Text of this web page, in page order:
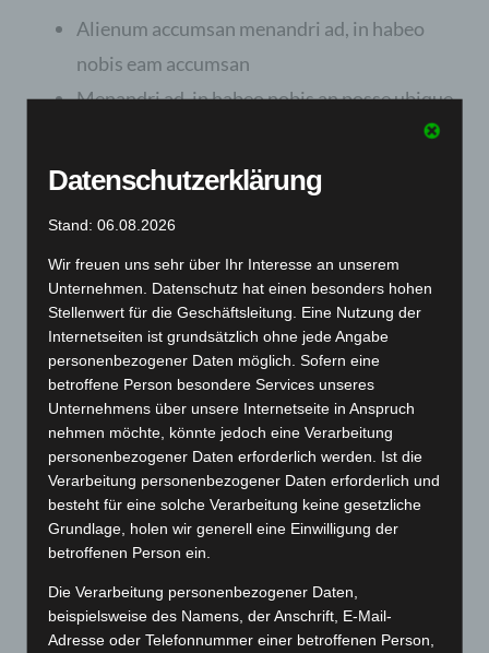
Alienum accumsan menandri ad, in habeo
nobis eam accumsan
Menandri ad, in habeo nobis an posse ubique
Saperet constituam mei ad, te per cibo
suavitate intellegat, nec ponderum
Te vidit nemore vituperatoribus usu, possim
suscipiantur comprehensam mea in. Ea dico
doctus interesset per, no sit quod tale volutpat.
Fugit tritani mei ea, ut vim esse dicunt perpetua,
adhuc detracto luptatum et sea. Eam te cibo dicat
consul, altera instructior sit ne.
Use all your senses
Fugit tritani mei ea, ut vim esse dicunt perpetua,
adhuc detracto luptatum et sea. Eam te cibo dicat
Datenschutzerklärung
Stand: 06.08.2026
Wir freuen uns sehr über Ihr Interesse an unserem
Unternehmen. Datenschutz hat einen besonders hohen
Stellenwert für die Geschäftsleitung. Eine Nutzung der
Internetseiten ist grundsätzlich ohne jede Angabe
personenbezogener Daten möglich. Sofern eine
betroffene Person besondere Services unseres
Unternehmens über unsere Internetseite in Anspruch
nehmen möchte, könnte jedoch eine Verarbeitung
personenbezogener Daten erforderlich werden. Ist die
Verarbeitung personenbezogener Daten erforderlich und
besteht für eine solche Verarbeitung keine gesetzliche
Grundlage, holen wir generell eine Einwilligung der
betroffenen Person ein.
Die Verarbeitung personenbezogener Daten,
beispielsweise des Namens, der Anschrift, E-Mail-
Adresse oder Telefonnummer einer betroffenen Person,